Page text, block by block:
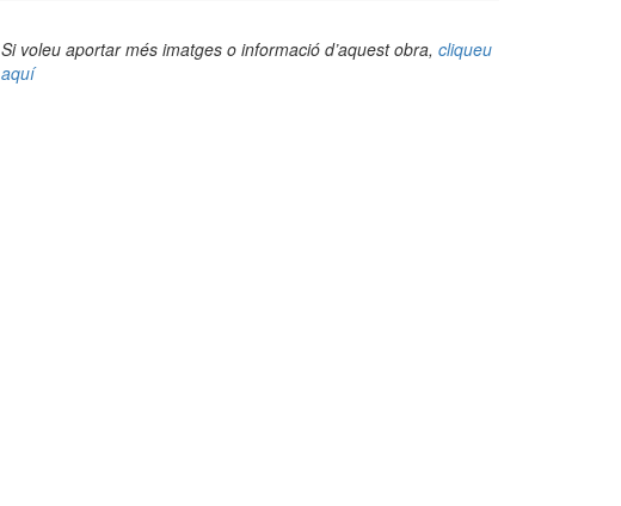
Si voleu aportar més imatges o informació d’aquest obra, cliqueu
aquí